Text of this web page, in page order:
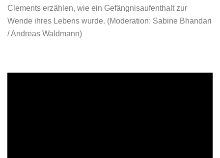
Clements erzählen, wie ein Gefängnisaufenthalt zur
Wende ihres Lebens wurde. (Moderation: Sabine Bhandari
/ Andreas Waldmann)